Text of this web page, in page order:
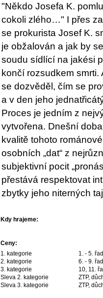
"Někdo Josefa K.
cokoli zlého…" I přes
se prokurista Josef K.
je obžalován a jak by
soudu sídlící na jakési
končí rozsudkem
se dozvěděl, čím se
a v den jeho
Proces je jedním z
vytvořena. Dnešní
kvalitě tohoto
osobních „dat“ z
subjektivní pocit
přestává respektovat
zbytky jeho niterných
Kdy hrajeme:
Ceny:
1. kategorie
1. - 5.
2. kategorie
6. - 9.
3. kategorie
10, 11.
Sleva 2. kategorie
ZTP,
Sleva 3. kategorie
ZTP,